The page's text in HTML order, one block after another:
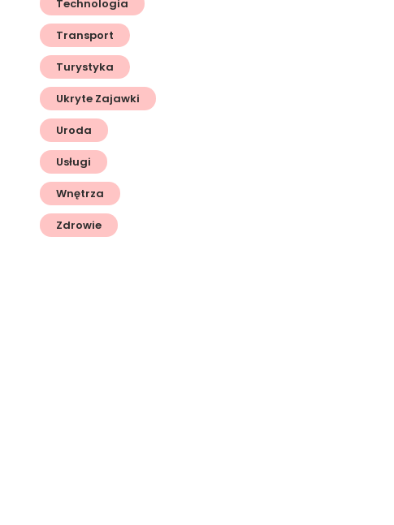
Technologia
Transport
Turystyka
Ukryte Zajawki
Uroda
Usługi
Wnętrza
Zdrowie